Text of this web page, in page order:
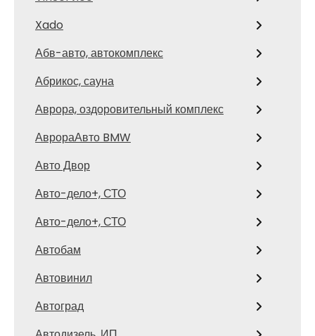
Xado
Абв-авто, автокомплекс
Абрикос, сауна
Аврора, оздоровительный комплекс
АврораАвто BMW
Авто Двор
Авто-дело+, СТО
Авто-дело+, СТО
Автобам
Автовинил
Автоград